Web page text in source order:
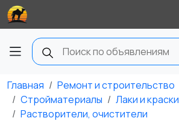
Главная
Ремонт и строительство
Стройматериалы
Лаки и краски
Растворители, очистители